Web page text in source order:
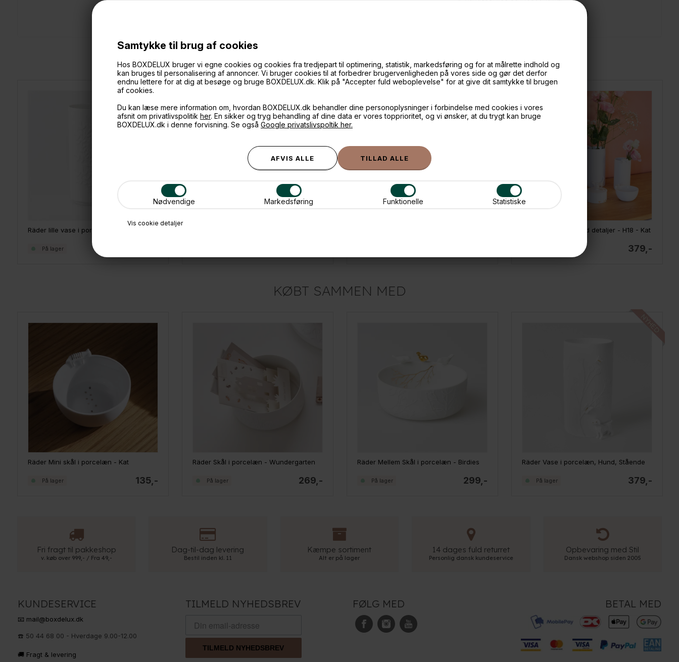
Samtykke til brug af cookies
Hos BOXDELUX bruger vi egne cookies og cookies fra tredjepart til optimering, statistik, markedsføring og for at målrette indhold og
kan bruges til personalisering af annoncer. Vi bruger cookies til at forbedrer brugervenligheden på vores side og gør det derfor
endnu lettere for at dig at besøge og bruge BOXDELUX.dk. Klik på "Accepter fuld weboplevelse" for at give dit samtykke til brugen
af cookies.
Du kan læse mere information om, hvordan BOXDELUX.dk behandler dine personoplysninger i forbindelse med cookies i vores
afsnit om privatlivspolitik her. En sikker og tryg behandling af dine data er vores topprioritet, og vi ønsker, at du trygt kan bruge
BOXDELUX.dk i denne forvisning. Se også Google privatslivspoltik her.
Nødvendige Markedsføring Funktionelle Statistiske
Vis cookie detaljer
(24/7)
ANDRE IDÉER
På lager
Räder Vase med guld detaljer - H18 - Kat
379,-
KØBT SAMMEN MED
Räder Mini skål i porcelæn - Kat
135,-
På lager
Räder Skål i porcelæn - Wundergarten
269,-
På lager
Räder Mellem Skål i porcelæn - Birdies
299,-
På lager
Räder Vase i porcelæn, Hund, Stående
379,-
På lager
Fri fragt til pakkeshop
v. køb over 999,- / Fra 49,-
Dag-til-dag levering
Bestil inden kl. 11
Kæmpe sortiment
Alt er på lager
14 dages fuld returret
Personlig dansk kundeservice
Opbevaring med Stil
Dansk webshop siden 2005
KUNDESERVICE
📧 mail@boxdelux.dk
☎️ 50 44 68 00 - Hverdage 9.00-12.00
🚚 Fragt & levering
TILMELD NYHEDSBREV
TILMELD NYHEDSBREV
FØLG MED BETAL MED